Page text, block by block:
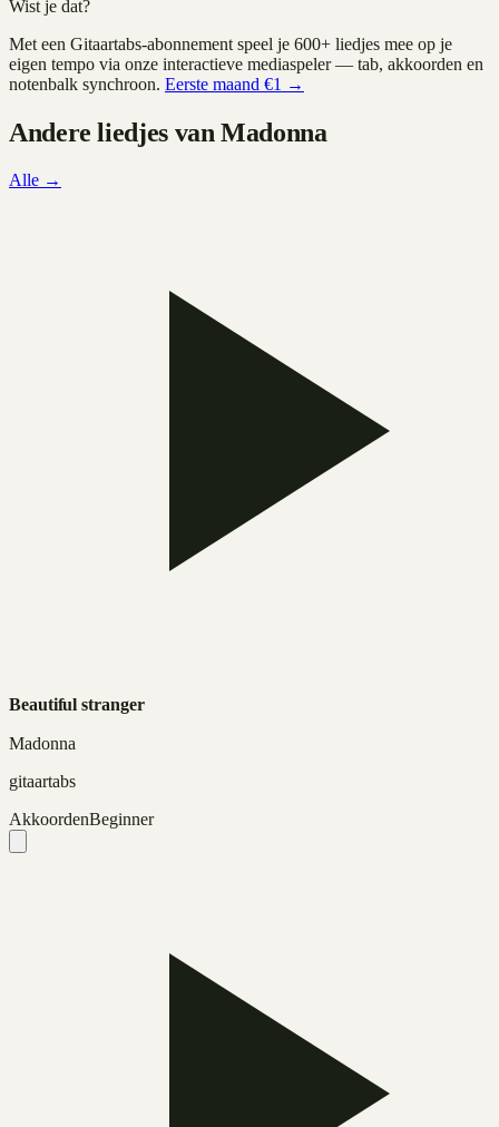
Wist je dat?
Met een Gitaartabs-abonnement speel je 600+ liedjes mee op je
eigen tempo via onze interactieve mediaspeler — tab, akkoorden en
notenbalk synchroon. Eerste maand €1 →
Andere liedjes vanMadonna
Alle →
Beautiful stranger
Madonna
gitaartabs
AkkoordenBeginner